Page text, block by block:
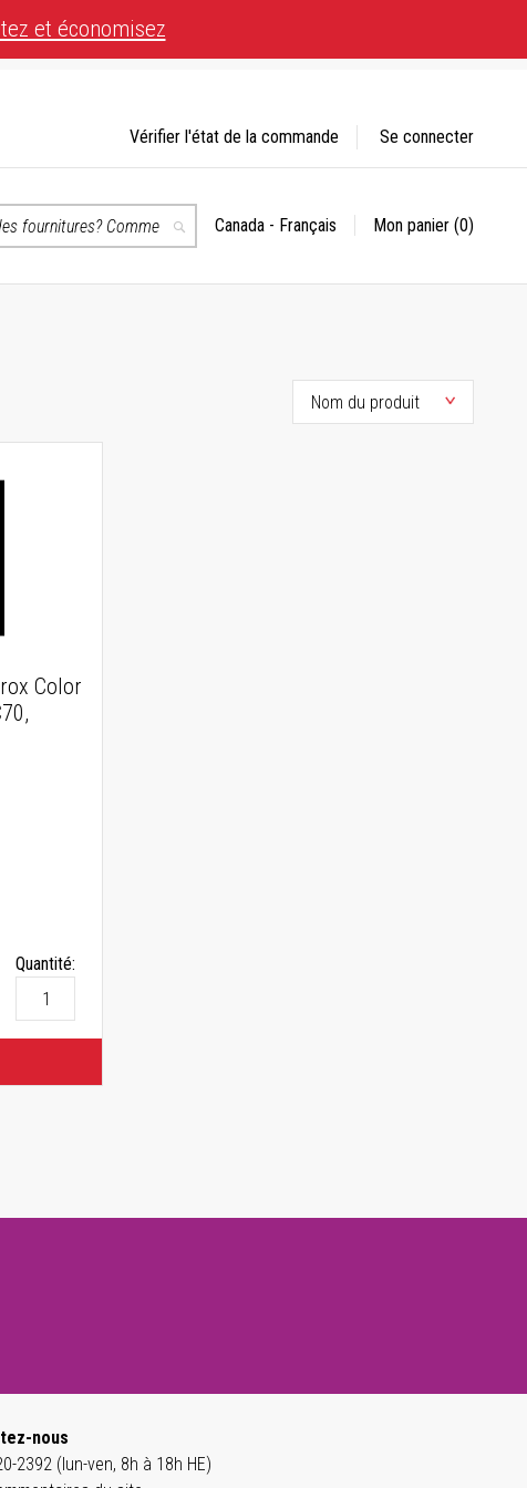
et économisez
Recherche
Choisir
Canada - Français Mon panier (0)
Vérifier l'état de la commande Se connecter
Color
Quantité:
nous
2392 (lun-ven, 8h à 18h HE)